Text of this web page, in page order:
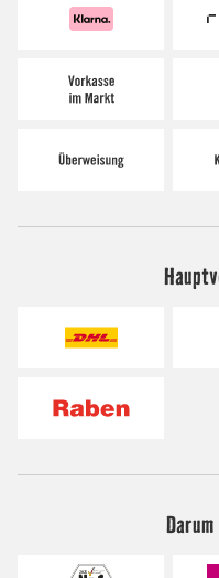
Darum